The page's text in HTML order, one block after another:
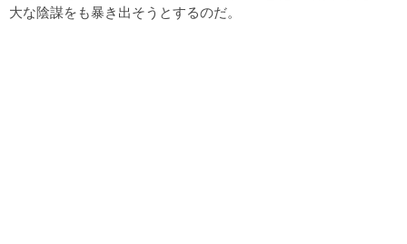
大な陰謀をも暴き出そうとするのだ。